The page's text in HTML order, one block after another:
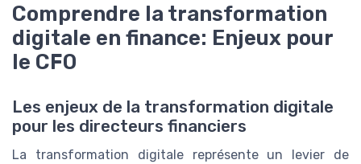
Comprendre la transformation
digitale en finance: Enjeux pour
le CFO
Les enjeux de la transformation digitale
pour les directeurs financiers
La transformation digitale représente un levier de